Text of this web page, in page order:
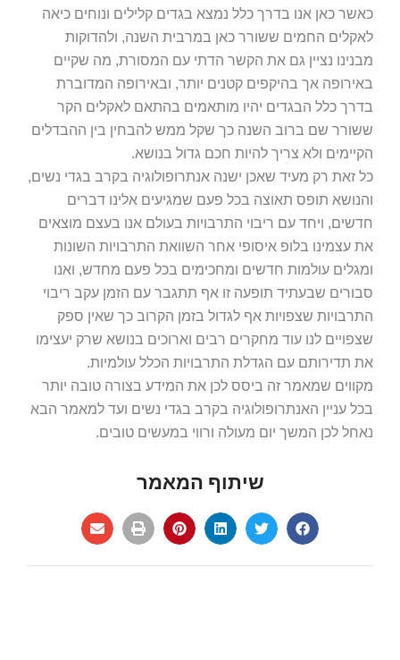
כאשר כאן אנו בדרך כלל נמצא בגדים קלילים ונוחים כיאה
לאקלים החמים ששורר כאן במרבית השנה, ולהדוקות
מבנינו נציין גם את הקשר הדתי עם המסורת, מה שקיים
באירופה אך בהיקפים קטנים יותר, ובאירופה המדוברת
בדרך כלל הבגדים יהיו מותאמים בהתאם לאקלים הקר
ששורר שם ברוב השנה כך שקל ממש להבחין בין ההבדלים
הקיימים ולא צריך להיות חכם גדול בנושא.
כל זאת רק מעיד שאכן ישנה אנתרופולוגיה בקרב בגדי נשים,
והנושא תופס תאוצה בכל פעם שמגיעים אלינו דברים
חדשים, ויחד עם ריבוי התרבויות בעולם אנו בעצם מוצאים
את עצמינו בלופ איסופי אחר השוואת התרבויות השונות
ומגלים עולמות חדשים ומחכימים בכל פעם מחדש, ואנו
סבורים שבעתיד תופעה זו אף תתגבר עם הזמן עקב ריבוי
התרבויות שצפויות אף לגדול בזמן הקרוב כך שאין ספק
שצפויים לנו עוד מחקרים רבים וארוכים בנושא שרק יעצימו
את תדירותם עם הגדלת התרבויות הכלל עולמיות.
מקווים שמאמר זה ביסס לכן את המידע בצורה טובה יותר
בכל עניין האנתרופולוגיה בקרב בגדי נשים ועד למאמר הבא
נאחל לכן המשך יום מעולה ורווי במעשים טובים.
שיתוף המאמר